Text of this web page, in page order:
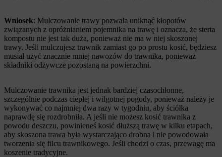
Wniosek: Mulczowanie trawy pozwala uniknąć kłopotów
związanych z opróżnianiem pojemnika na trawę i oznacza, że sterta
kompostu nie jest tak duża, ponieważ nie ma w niej skoszonej
trawy. Jeśli mulczujesz trawnik zamiast go po prostu kosić, będziesz
musiał użyć znacznie mniej nawozów do trawnika, ponieważ
składniki odżywcze pozostaną na powierzchni.
Mulczowanie trawnika jest jednak bardziej czasochłonne,
szczególnie podczas ciepłej i wilgotnej pogody, ponieważ należy je
wykonywać co najmniej dwa razy w tygodniu, aby ściółka
naprawdę się rozdrobniła. A jeśli nie możesz kosić trawnika z
powodu deszczu, powinieneś kosić dłuższą trawę w kilku etapach,
aby skoszona trawa była wystarczająco drobna i nie powodowała
tworzenia się filcu trawnikowego. Jeśli chodzi o czas, przewagę ma
koszenie tradycyjne.